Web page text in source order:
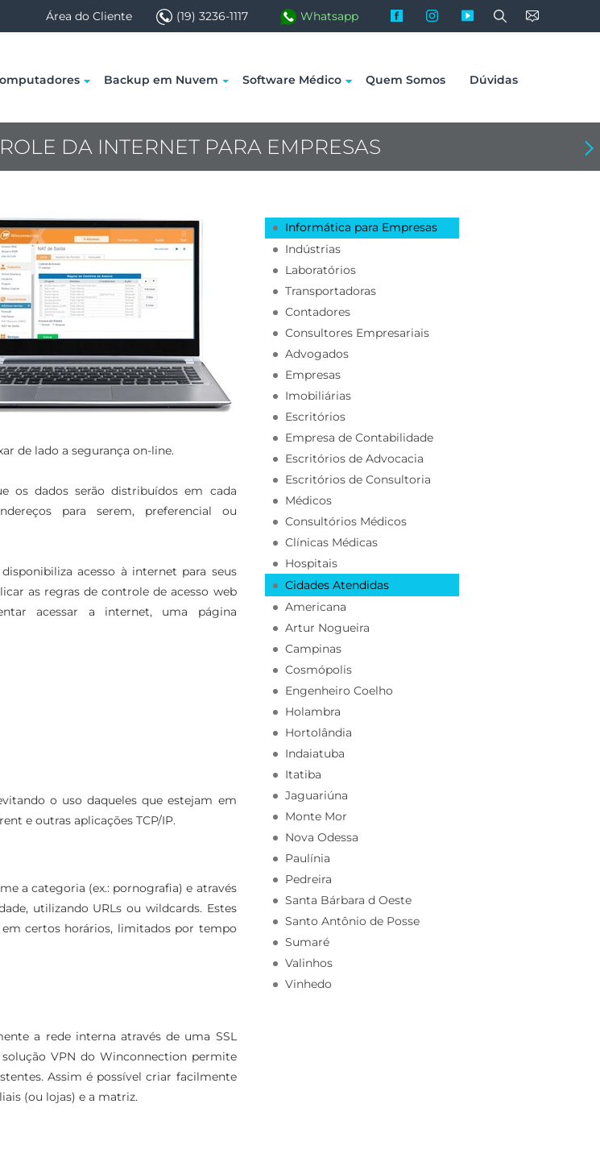
Área do Cliente (19) 3236-1117 facebookinstagramyoutube
Backup em Nuvem Software Médico Quem Somos Dúvidas
DA INTERNET PARA EMPRESAS Proximo: Manutenção de
de lado a segurança on-line.
os dados serão distribuídos em cada
para serem, preferencial ou
acesso à internet para seus
as regras de controle de acesso web
acessar a internet, uma página
o uso daqueles que estejam em
e outras aplicações TCP/IP.
a categoria (ex.: pornografia) e através
utilizando URLs ou wildcards. Estes
certos horários, limitados por tempo
a rede interna através de uma SSL
VPN do Winconnection permite
Assim é possível criar facilmente
(ou lojas) e a matriz.
Informática para Empresas
Indústrias
Laboratórios
Transportadoras
Contadores
Consultores Empresariais
Advogados
Empresas
Imobiliárias
Escritórios
Empresa de Contabilidade
Escritórios de Advocacia
Escritórios de Consultoria
Médicos
Consultórios Médicos
Clínicas Médicas
Hospitais
Cidades Atendidas
Americana
Artur Nogueira
Campinas
Cosmópolis
Engenheiro Coelho
Holambra
Hortolândia
Indaiatuba
Itatiba
Jaguariúna
Monte Mor
Nova Odessa
Paulínia
Pedreira
Santa Bárbara d Oeste
Santo Antônio de Posse
Sumaré
Valinhos
Vinhedo